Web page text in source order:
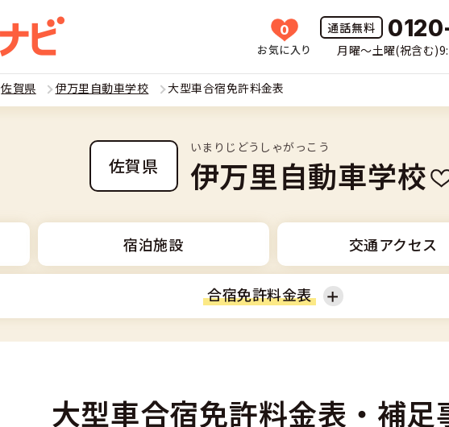
0
お気に入り 月曜〜土曜(祝含む
教習所一覧
運転免許の種類(車種)を選ぶ
普通車
中型車
合宿免許を探す
教習所検索
運転免許の種類(車種)
格安シーズン料金
合宿免許とは
安心・お得・早い・充実の合宿免許
合宿免許の入校までの流れ
高校生は運転免許を取れる？
会社概要
運転者適性診断
佐賀県 伊万里自動車学校 大型車合宿免許料金表
佐賀県
いまりじどうしゃがっこう
伊万里自動車学校
宿泊施設 交通アクセス
合宿免許料金表
中型車
大型車合宿免許料金表・補足